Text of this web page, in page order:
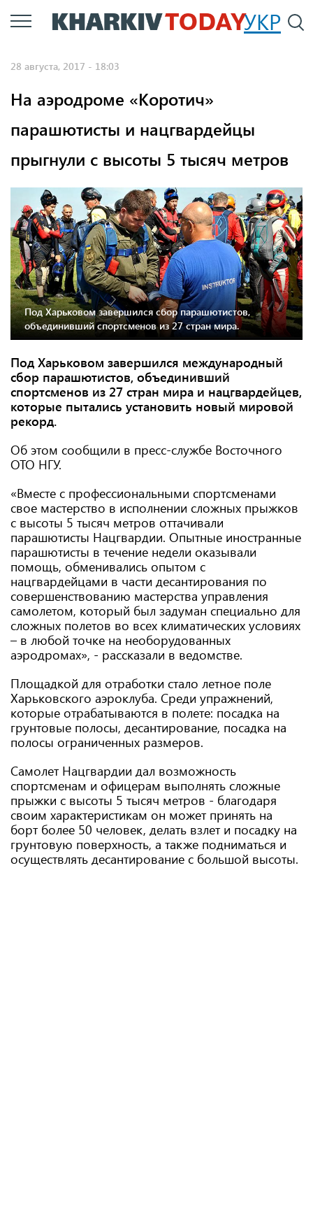
Перейти
к
УКР
28 августа, 2017 - 18:03
На аэродроме «Коротич»
парашютисты и нацгвардейцы
прыгнули с высоты 5 тысяч метров
Под Харьковом завершился сбор парашютистов,
объединивший спортсменов из 27 стран мира.
Под Харьковом завершился международный
сбор парашютистов, объединивший
спортсменов из 27 стран мира и нацгвардейцев,
которые пытались установить новый мировой
рекорд.
Об этом сообщили в пресс-службе Восточного
ОТО НГУ.
«Вместе с профессиональными спортсменами
свое мастерство в исполнении сложных прыжков
с высоты 5 тысяч метров оттачивали
парашютисты Нацгвардии. Опытные иностранные
парашютисты в течение недели оказывали
помощь, обменивались опытом с
нацгвардейцами в части десантирования по
совершенствованию мастерства управления
самолетом, который был задуман специально для
сложных полетов во всех климатических условиях
– в любой точке на необорудованных
аэродромах», - рассказали в ведомстве.
Площадкой для отработки стало летное поле
Харьковского аэроклуба. Среди упражнений,
которые отрабатываются в полете: посадка на
грунтовые полосы, десантирование, посадка на
полосы ограниченных размеров.
Самолет Нацгвардии дал возможность
спортсменам и офицерам выполнять сложные
прыжки с высоты 5 тысяч метров - благодаря
своим характеристикам он может принять на
борт более 50 человек, делать взлет и посадку на
грунтовую поверхность, а также подниматься и
осуществлять десантирование с большой высоты.